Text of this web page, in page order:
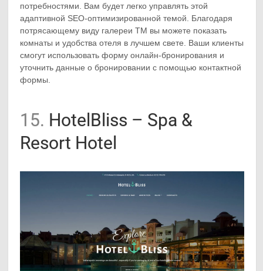
потребностями. Вам будет легко управлять этой
адаптивной SEO-оптимизированной темой. Благодаря
потрясающему виду галереи ТМ вы можете показать
комнаты и удобства отеля в лучшем свете. Ваши клиенты
смогут использовать форму онлайн-бронирования и
уточнить данные о бронировании с помощью контактной
формы.
15. HotelBliss – Spa &
Resort Hotel